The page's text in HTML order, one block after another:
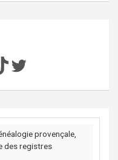
Twitter
provençale,
des registres